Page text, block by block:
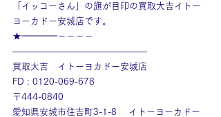
「イッコーさん」の旗が目印の買取大吉イトー
ヨーカドー安城店です。
★━━━━－－－－
———————————————
買取大吉　イトーヨカドー安城店
FD : 0120-069-678
〒444-0840
愛知県安城市住吉町3-1-8　 イトーヨーカドー